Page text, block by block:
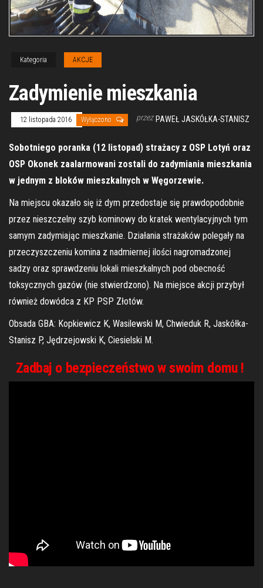
Kategoria AKCJE
Zadymienie mieszkania
12 listopada 2016 Wyłączono przez PAWEŁ JASKÓŁKA-STANISZ
Sobotniego poranka (12 listopad) strażacy z OSP Lotyń oraz
OSP Okonek zaalarmowani zostali do zadymiania mieszkania
w jednym z bloków mieszkalnych w Węgorzewie.
Na miejscu okazało się iż dym przedostaje się prawdopodobnie
przez nieszczelny szyb kominowy do kratek wentylacyjnych tym
samym zadymiając mieszkanie. Działania strażaków polegały na
przeczyszczeniu komina z nadmiernej ilości nagromadzonej
sadzy oraz sprawdzeniu lokali mieszkalnych pod obecność
toksycznych gazów (nie stwierdzono). Na miejsce akcji przybył
również dowódca z KP PSP Złotów.
Obsada GBA: Kopkiewicz K, Wasilewski M, Chwieduk R, Jaskółka-
Stanisz P, Jędrzejowski K, Ciesielski M.
Zadbaj o bezpieczeństwo w swoim domu !